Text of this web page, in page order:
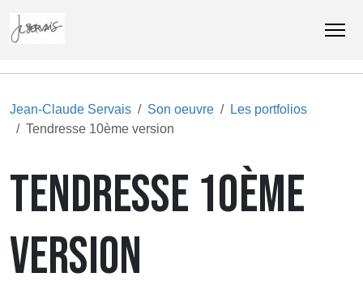
Jean-Claude Servais Son oeuvre
Les portfolios
Tendresse 10ème version
TENDRESSE 10ÈME
VERSION